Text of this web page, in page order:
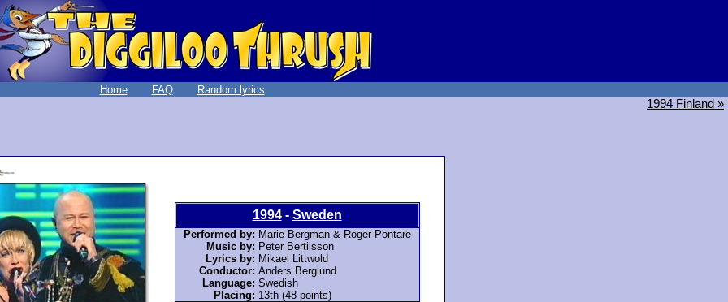
Home FAQ Random lyrics
1994 Finland »
1994- Sweden
Performed by: Marie Bergman & Roger Pontare
Music by: Peter Bertilsson
Lyrics by: Mikael Littwold
Conductor: Anders Berglund
Language: Swedish
Placing: 13th (48 points)